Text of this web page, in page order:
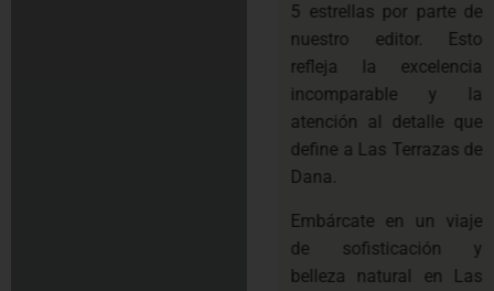
5 estrellas por parte de
nuestro editor. Esto
refleja la excelencia
incomparable y la
atención al detalle que
define a Las Terrazas de
Dana.
Embárcate en un viaje
de sofisticación y
belleza natural en Las